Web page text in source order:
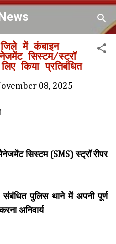
content
में कंबाइन
सिस्टम/स्ट्रॉ
किया प्रतिबंधित
08, 2025
सिस्टम (SMS) स्ट्रॉ रीपर
संबंधित पुलिस थाने में अपनी पूर्ण
अनिवार्य